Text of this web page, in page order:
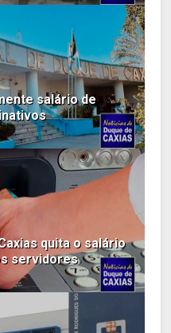
salário de
quita o salário
servidores